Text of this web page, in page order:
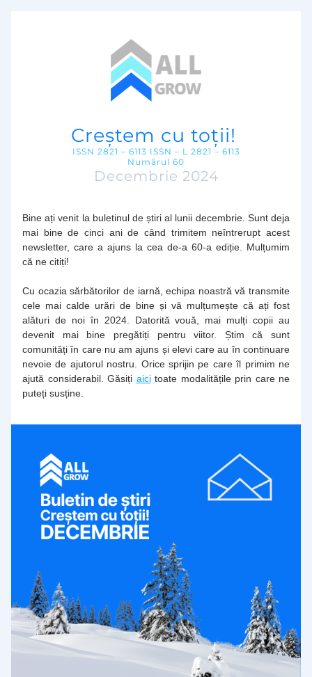
Creștem cu toții!
ISSN 2821 – 6113 ISSN – L 2821 – 6113
Numărul 60
Decembrie 2024
Bine ați venit la buletinul de știri al lunii decembrie. Sunt deja
mai bine de cinci ani de când trimitem neîntrerupt acest
newsletter, care a ajuns la cea de-a 60-a ediție. Mulțumim
că ne citiți!
Cu ocazia sărbătorilor de iarnă, echipa noastră vă transmite
cele mai calde urări de bine și vă mulțumește că ați fost
alături de noi în 2024. Datorită vouă, mai mulți copii au
devenit mai bine pregătiți pentru viitor. Știm că sunt
comunități în care nu am ajuns și elevi care au în continuare
nevoie de ajutorul nostru. Orice sprijin pe care îl primim ne
ajută considerabil. Găsiți aici toate modalitățile prin care ne
puteți susține.